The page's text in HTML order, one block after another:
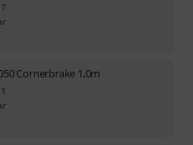
Cornerbrake 1,0m